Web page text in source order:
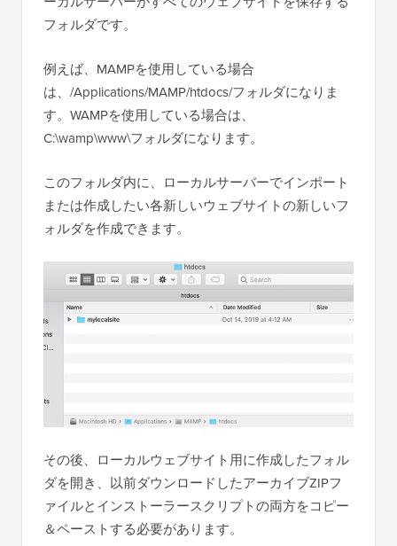
フォルダです。
例えば、MAMPを使用している場合
は、/Applications/MAMP/htdocs/フォルダになりま
す。WAMPを使用している場合は、
C:\wamp\www\フォルダになります。
このフォルダ内に、ローカルサーバーでインポート
または作成したい各新しいウェブサイトの新しいフ
ォルダを作成できます。
その後、ローカルウェブサイト用に作成したフォル
ダを開き、以前ダウンロードしたアーカイブZIPフ
ァイルとインストーラースクリプトの両方をコピー
＆ペーストする必要があります。